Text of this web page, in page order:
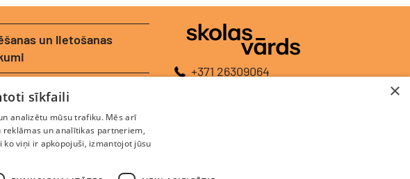
un lietošanas
+371 26309064
×
sīkfaili
analizētu mūsu trafiku. Mēs arī
un analītikas partneriem,
viņi ir apkopojuši, izmantojot jūsu